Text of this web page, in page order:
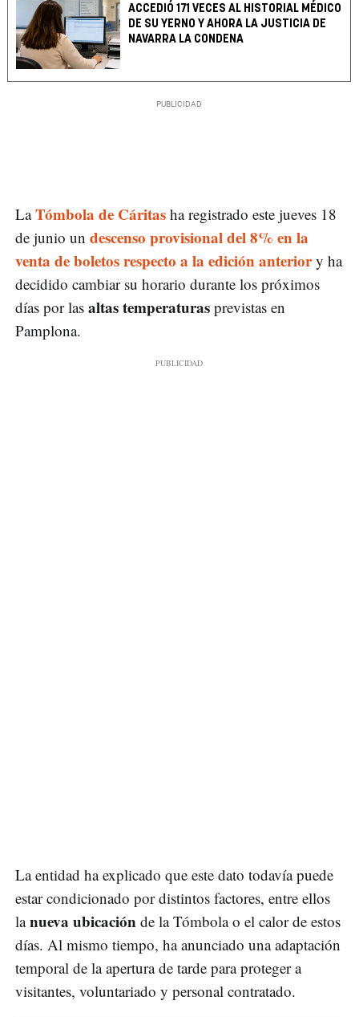
ACCEDIÓ 171 VECES AL HISTORIAL MÉDICO
DE SU YERNO Y AHORA LA JUSTICIA DE
NAVARRA LA CONDENA
LaTómbola de Cáritas ha registrado este jueves 18
de junio un descenso provisional del 8% en la
venta de boletos respecto a la edición anteriory ha
decidido cambiar su horario durante los próximos
días por las altas temperaturas previstas en
Pamplona.
La entidad ha explicado que este dato todavía puede
estar condicionado por distintos factores, entre ellos
lanueva ubicación de la Tómbola o el calor de estos
días. Al mismo tiempo, ha anunciado una adaptación
temporal de la apertura de tarde para proteger a
visitantes, voluntariado y personal contratado.